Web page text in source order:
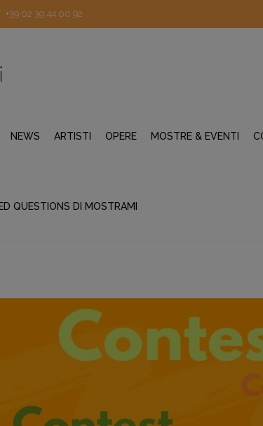
+39 02 39 44 00 92
NEWS ARTISTI OPERE MOSTRE & EVENTI
QUESTIONS DI MOSTRAMI